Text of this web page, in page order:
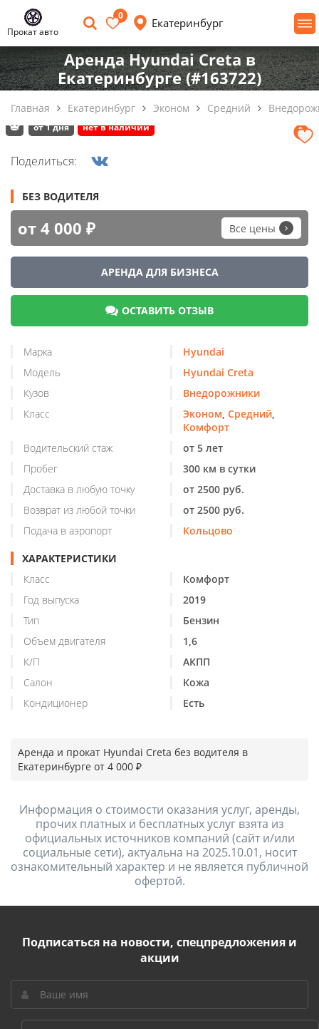
Прокат авто
0
Екатеринбург
Аренда Hyundai Creta в
Екатеринбурге (#163722)
Главная Екатеринбург Эконом Средний
от 1 дня нет в наличии
Поделиться:
БЕЗ ВОДИТЕЛЯ
от 4 000 ₽ Все цены
АРЕНДА ДЛЯ БИЗНЕСА
ОСТАВИТЬ ОТЗЫВ
Марка
Hyundai
Модель
Hyundai Creta
Кузов
Внедорожники
Класс
Эконом, Средний,
Комфорт
Водительский стаж
от 5 лет
Пробег
300 км в сутки
Доставка в любую точку
от 2500 руб.
Возврат из любой точки
от 2500 руб.
Подача в аэропорт
Кольцово
ХАРАКТЕРИСТИКИ
Класс
Комфорт
Год выпуска
2019
Тип
Бензин
Объем двигателя
1,6
К/П
АКПП
Салон
Кожа
Кондиционер
Есть
Аренда и прокат Hyundai Creta без водителя в
Екатеринбурге от 4 000 ₽
Информация о стоимости оказания услуг, аренды,
прочих платных и бесплатных услуг взята из
официальных источников компаний (сайт и/или
социальные сети), актуальна на 2025.10.01, носит
ознакомительный характер и не является публичной
офертой.
Подписаться на новости, спецпредложения и
акции